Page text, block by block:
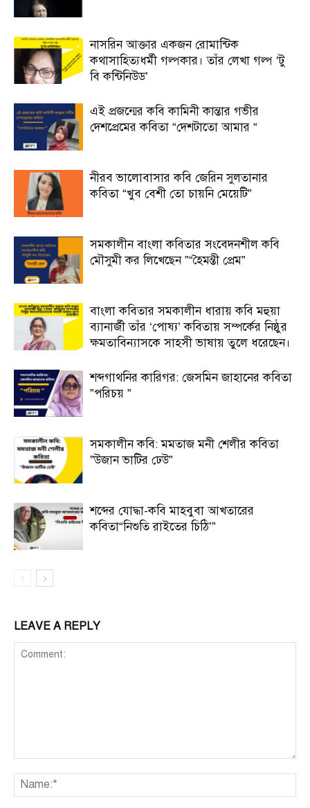
নাসরিন আক্তার একজন রোমান্টিক
কথাসাহিত্যধর্মী গল্পকার। তাঁর লেখা গল্প ‘টু
বি কন্টিনিউড’
এই প্রজন্মের কবি কামিনী কান্তার গভীর
দেশপ্রেমের কবিতা “দেশটাতো আমার “
নীরব ভালোবাসার কবি জেরিন সুলতানার
কবিতা “খুব বেশী তো চায়নি মেয়েটি”
সমকালীন বাংলা কবিতার সংবেদনশীল কবি
মৌসুমী কর লিখেছেন ”“হৈমন্তী প্রেম”
বাংলা কবিতার সমকালীন ধারায় কবি মহুয়া
ব্যানার্জী তাঁর ‘পোষ্য’ কবিতায় সম্পর্কের নিষ্ঠুর
ক্ষমতাবিন্যাসকে সাহসী ভাষায় তুলে ধরেছেন।
শব্দগাথনির কারিগর: জেসমিন জাহানের কবিতা
”পরিচয় ”
সমকালীন কবি: মমতাজ মনী শেলীর কবিতা
”উজান ভাটির ঢেউ”
শব্দের যোদ্ধা-কবি মাহবুবা আখতারের
কবিতা“নিশুতি রাইতের চিঠি’”
LEAVE A REPLY